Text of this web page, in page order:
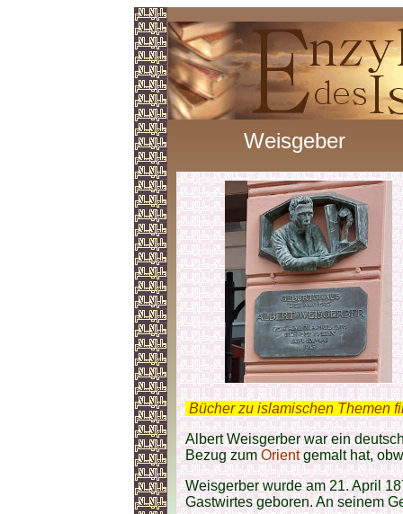
Weisgeber
Bücher zu islamischen Themen
Albert Weisgerber war ein
Bezug zumOrientgemalt hat,
Weisgerber wurde am 21. April
Gastwirtes geboren. An seinem